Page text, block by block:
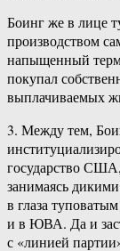
Боинг же в лице
производством
напыщенный
покупал
выплачиваемых
3. Между тем,
государство
занимаясь
в глаза
и в ЮВА. Да и
с «линией